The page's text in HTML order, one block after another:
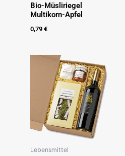
Bio-Müsliriegel
Multikorn-Apfel
0,79 €
Lebensmittel